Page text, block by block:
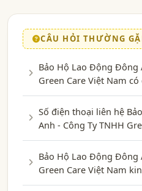
CÂU HỎI THƯỜNG
Bảo Hộ Lao Động Đông
Green Care Việt Nam
Số điện thoại liên hệ
Anh - Công Ty TNHH
Bảo Hộ Lao Động Đông
Green Care Việt Nam